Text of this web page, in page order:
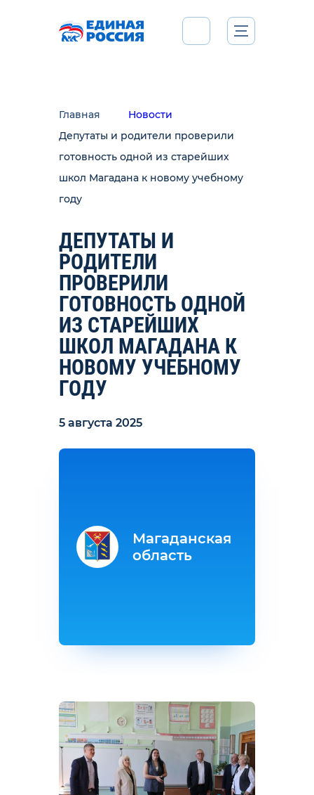
Главная
Новости
Депутаты и родители проверили
готовность одной из старейших
школ Магадана к новому учебному
году
ДЕПУТАТЫ И
РОДИТЕЛИ
ПРОВЕРИЛИ
ГОТОВНОСТЬ ОДНОЙ
ИЗ СТАРЕЙШИХ
ШКОЛ МАГАДАНА К
НОВОМУ УЧЕБНОМУ
ГОДУ
5 августа 2025
Магаданская
область